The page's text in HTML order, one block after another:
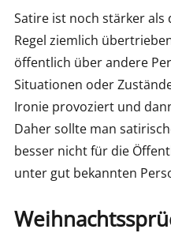
Satire ist noch stärker als
Regel ziemlich
öffentlich über andere
Situationen oder
Ironie provoziert und
Daher sollte man
besser nicht für die
unter gut bekannten